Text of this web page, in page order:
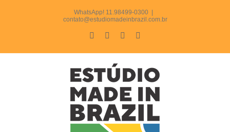
WhatsApp! 11.98499-0300
contato@estudiomadeinbrazil.com.br
FacebookInstagramLinkedIn